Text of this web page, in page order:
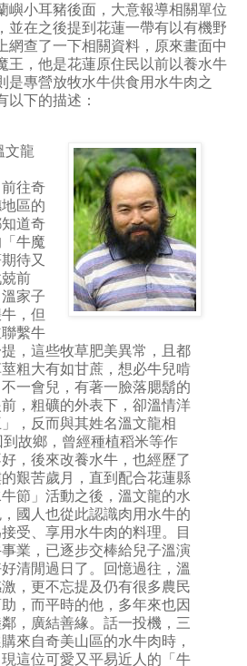
嶼小耳豬後面，大意報導相關單位
並在之後提到花蓮一帶有以有機野
網查了一下相關資料，原來畫面中
王，他是花蓮原住民以前以養水牛
是專營放牧水牛供食用水牛肉之
以下的描述：
文龍
往奇
區的
道奇
牛魔
待又
前
家子
，但
繫牛
，這些牧草肥美異常，且都
粗大有如甘蔗，想必牛兒啃
一會兒，有著一臉落腮鬍的
前，粗礦的外表下，卻溫情洋
，反而與其姓名溫文龍相
故鄉，曾經種植稻米等作
，後來改養水牛，也經歷了
艱苦歲月，直到配合花蓮縣
節」活動之後，溫文龍的水
國人也從此認識肉用水牛的
受、享用水牛肉的料理。目
業，已逐步交棒給兒子溫演
清閒過日了。回憶過往，溫
，更不忘提及仍有很多農民
，而平時的他，多年來也因
，廣結善緣。話一投機，三
來自奇美山區的水牛肉時，
這位可愛又平易近人的「牛